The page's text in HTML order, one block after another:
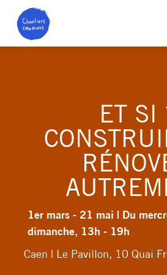
ET SI
1er mars - 21 mai | Du
dimanche, 13h - 19h
Caen | Le Pavillon, 10 Quai